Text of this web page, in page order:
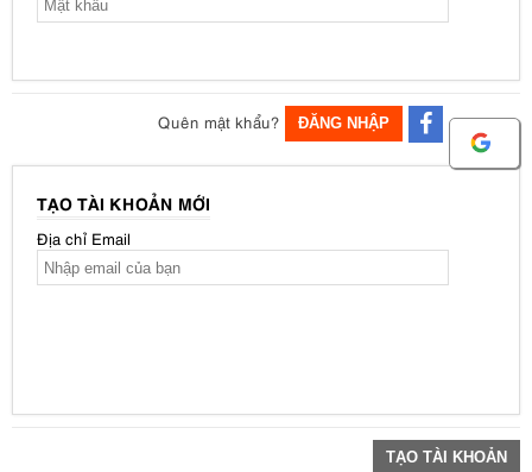
Quên mật khẩu? ĐĂNG NHẬP
TẠO TÀI KHOẢN MỚI
Địa chỉ Email
TẠO TÀI KHOẢN